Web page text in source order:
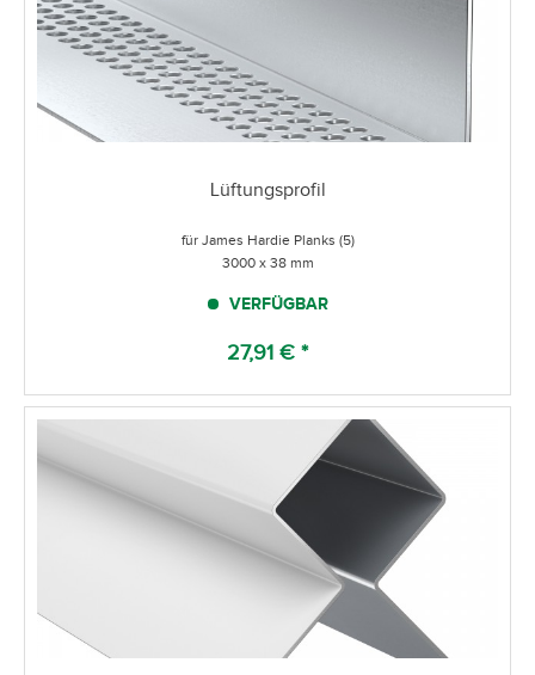
Lüftungsprofil
für James Hardie Planks (5)
3000 x 38 mm
VERFÜGBAR
27,91 € *